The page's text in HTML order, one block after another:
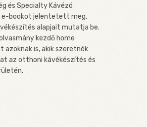
és Specialty Kávézó
e-bookot jelentetett meg,
alapjait mutatja be.
kezdő home
azoknak is, akik szeretnék
az otthoni kávékészítés és